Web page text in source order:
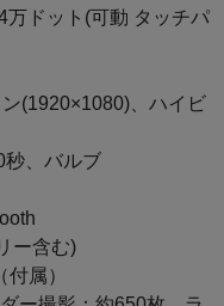
万ドット(可動 タッチパ
(1920×1080)、ハイビ
秒、バルブ
ー含む)
属）